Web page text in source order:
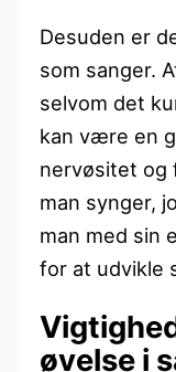
Desuden er
som sanger.
selvom det
kan være en
nervøsitet og
man synger,
man med sin
for at udvikle
øvelse i